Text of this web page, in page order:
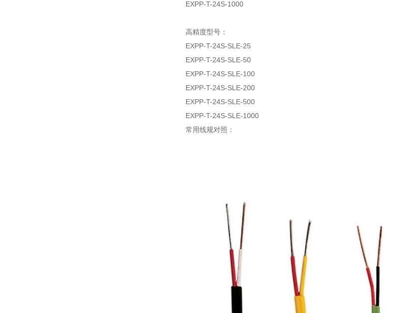
EXPP-T-24S-1000
高精度型号：
EXPP-T-24S-SLE-25
EXPP-T-24S-SLE-50
EXPP-T-24S-SLE-100
EXPP-T-24S-SLE-200
EXPP-T-24S-SLE-500
EXPP-T-24S-SLE-1000
常用线规对照：